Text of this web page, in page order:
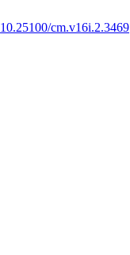
10.25100/cm.v16i.2.3469